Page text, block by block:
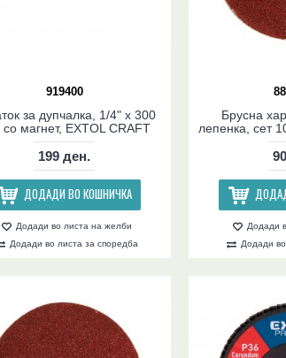
919400
за дупчалка, 1/4" x 300
магнет, EXTOL CRAFT
199 ден.
ДОДАДИ ВО КОШНИЧКА
Додади во листа на желби
Додади во листа за споредба
Брусна
лепенка, сет
Додади
Додади